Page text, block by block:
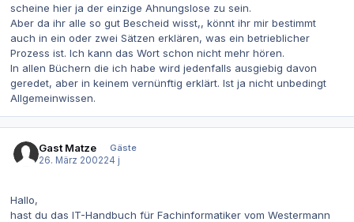
scheine hier ja der einzige Ahnungslose zu sein.
Aber da ihr alle so gut Bescheid wisst,, könnt ihr mir bestimmt
auch in ein oder zwei Sätzen erklären, was ein betrieblicher
Prozess ist. Ich kann das Wort schon nicht mehr hören.
In allen Büchern die ich habe wird jedenfalls ausgiebig davon
geredet, aber in keinem vernünftig erklärt. Ist ja nicht unbedingt
Allgemeinwissen.
Gast Matze
Gäste
26. März 200224 j
Hallo,
hast du das IT-Handbuch für Fachinformatiker vom Westermann